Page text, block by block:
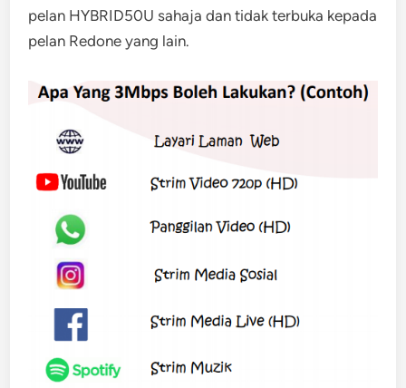
pelan HYBRID50U sahaja dan tidak terbuka kepada
pelan Redone yang lain.